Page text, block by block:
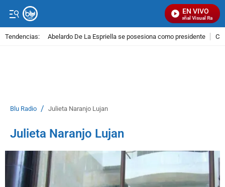
EN VIVO
Señal Visual Radio
Tendencias: Abelardo De La Espriella se posesiona como presidente
Blu Radio / Julieta Naranjo Lujan
Julieta Naranjo Lujan